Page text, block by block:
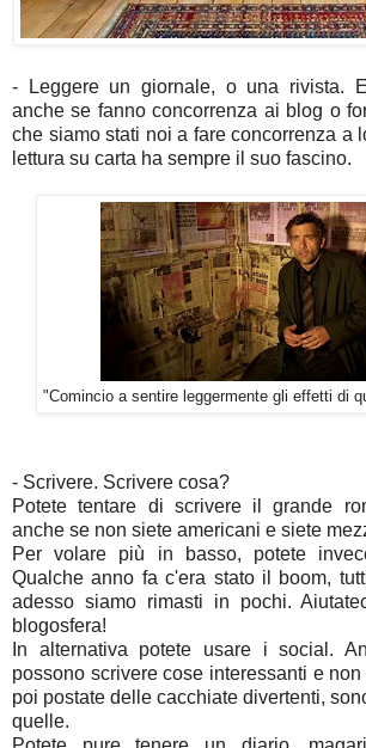
- Leggere un giornale, o una rivista.
anche se fanno concorrenza ai blog o
che siamo stati noi a fare concorrenza a
lettura su carta ha sempre il suo fascino.
"Comincio a sentire leggermente gli effetti di
- Scrivere. Scrivere cosa?
Potete tentare di scrivere il grande
anche se non siete americani e siete
Per volare più in basso, potete
Qualche anno fa c'era stato il boom,
adesso siamo rimasti in pochi.
blogosfera!
In alternativa potete usare i social.
possono scrivere cose interessanti e
poi postate delle cacchiate divertenti,
quelle.